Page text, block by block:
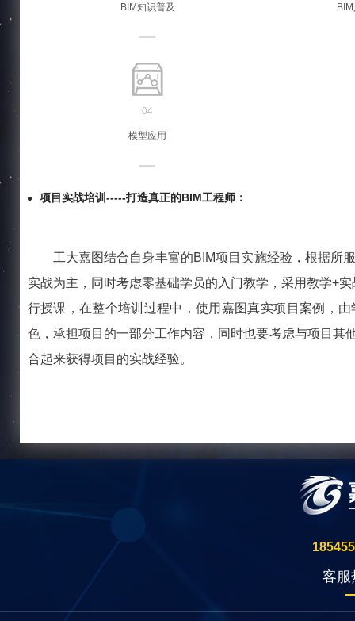
BIM知识普及
04
模型应用
项目实战培训-----打造真正的BIM工程师：
工大嘉图结合自身丰富的BIM项目实施经验，根据所
实战为主，同时考虑零基础学员的入门教学，采用教学+
行授课，在整个培训过程中，使用嘉图真实项目案例，
色，承担项目的一部分工作内容，同时也要考虑与项目
合起来获得项目的实战经验。
客服